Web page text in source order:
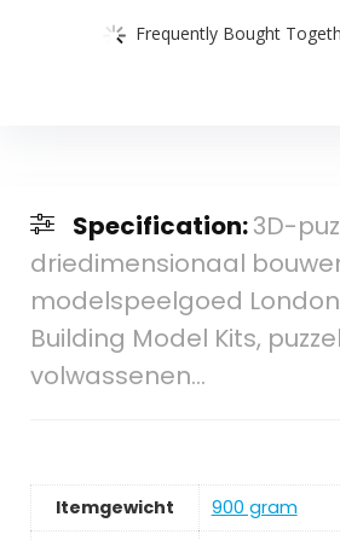
Frequently Bought
Specification:3D-
driedimensionaal
modelspeelgoed
Building Model Kits,
volwassenen…
Itemgewicht
‎900 gram